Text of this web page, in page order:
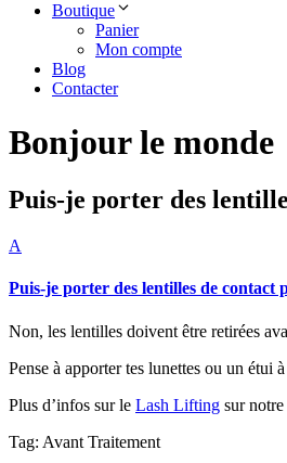
Boutique
Panier
Mon compte
Blog
Contacter
Bonjour le monde
Puis-je porter des
A
Puis-je porter des lentilles de contact
Non, les lentilles doivent être retirées
Pense à apporter tes lunettes ou un étui
Plus d’infos sur le Lash Lifting sur
Tag: Avant Traitement